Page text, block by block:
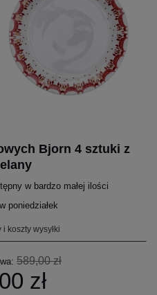
Bjorn 4 sztuki z
w bardzo małej ilości
w poniedziałek
koszty wysyłki
589,00 zł
zł